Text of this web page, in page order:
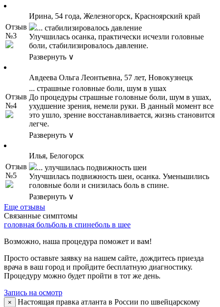
Отзыв
№3
Ирина, 54 года, Железногорск, Красноярский край
... стабилизировалось давление
Улучшилась осанка, практически исчезли головные
боли, стабилизировалось давление.
Развернуть ∨
Отзыв
№4
Авдеева Ольга Леонтьевна, 57 лет, Новокузнецк
... страшные головные боли, шум в ушах
До процедуры страшные головные боли, шум в ушах,
ухудшение зрения, немели руки. В данный момент все
это ушло, зрение восстанавливается, жизнь становится
легче.
Развернуть ∨
Отзыв
№5
Илья, Белогорск
... улучшилась подвижность шеи
Улучшилась подвижность шеи, осанка. Уменьшились
головные боли и снизилась боль в спине.
Развернуть ∨
Еще отзывы
Связанные симптомы
головная больболь в спинеболь в шее
Возможно, наша процедура поможет и вам!
Просто оставьте заявку на нашем сайте, дождитесь приезда
врача в ваш город и пройдите бесплатную диагностику.
Процедуру можно будет пройти в тот же день.
Запись на осмотр
×
Настоящая правка атланта в России по швейцарскому